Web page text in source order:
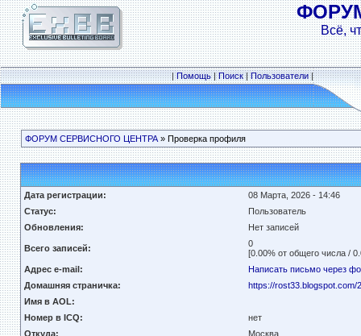
Всё,
|Помощь|Поиск|Пользователи|
ФОРУМ СЕРВИСНОГО ЦЕНТРА» Проверка профиля
Дата регистрации:
08 Марта, 2026 - 14:46
Статус:
Пользователь
Обновления:
Нет записей
Всего записей:
0
[0.00% от общего числа /
Адрес e-mail:
Написать письмо через
Домашняя страничка:
https://rost33.blogspot.com/
Имя в AOL:
Номер в ICQ:
нет
Откуда:
Москва